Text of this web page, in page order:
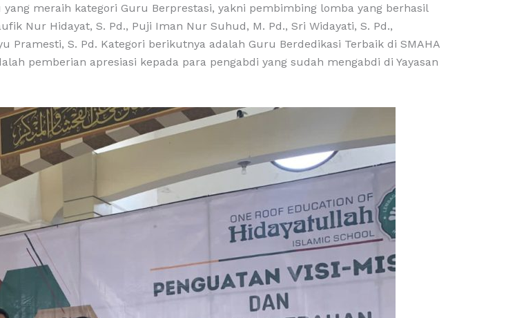
meraih kategori Guru Berprestasi, yakni pembimbing lomba yang berhasil
Nur Hidayat, S. Pd., Puji Iman Nur Suhud, M. Pd., Sri Widayati, S. Pd.,
Pramesti, S. Pd. Kategori berikutnya adalah Guru Berdedikasi Terbaik di SMAHA
pemberian apresiasi kepada para pengabdi yang sudah mengabdi di Yayasan